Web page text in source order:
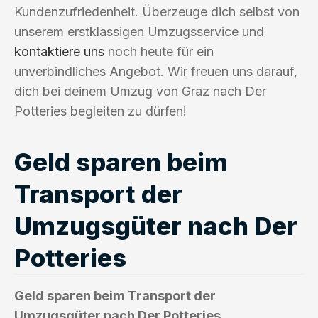
Kundenzufriedenheit. Überzeuge dich selbst von
unserem erstklassigen Umzugsservice und
kontaktiere uns noch heute für ein
unverbindliches Angebot. Wir freuen uns darauf,
dich bei deinem Umzug von Graz nach Der
Potteries begleiten zu dürfen!
Geld sparen beim
Transport der
Umzugsgüter nach Der
Potteries
Geld sparen beim Transport der